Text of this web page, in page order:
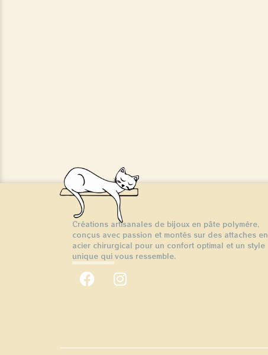
Créations artisanales de bijoux en pâte polymère,
conçus avec passion et montés sur des attaches en
acier chirurgical pour un confort optimal et un style
unique qui vous ressemble.